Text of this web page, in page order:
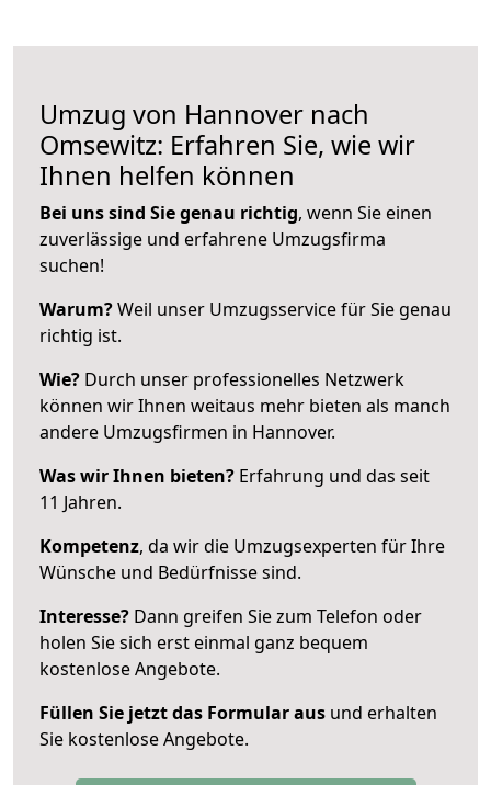
Umzug von Hannover nach
Omsewitz: Erfahren Sie, wie wir
Ihnen helfen können
Bei uns sind Sie genau richtig, wenn Sie einen
zuverlässige und erfahrene Umzugsfirma
suchen!
Warum?Weil unser Umzugsservice für Sie genau
richtig ist.
Wie? Durch unser professionelles Netzwerk
können wir Ihnen weitaus mehr bieten als manch
andere Umzugsfirmen in Hannover.
Was wir Ihnen bieten? Erfahrung und das seit
11 Jahren.
Kompetenz, da wir die Umzugsexperten für Ihre
Wünsche und Bedürfnisse sind.
Interesse? Dann greifen Sie zum Telefon oder
holen Sie sich erst einmal ganz bequem
kostenlose Angebote.
Füllen Sie jetzt das Formular aus und erhalten
Sie kostenlose Angebote.